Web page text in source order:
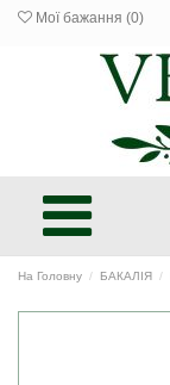
Мої бажання (0)
На Головну БАКАЛІЯ